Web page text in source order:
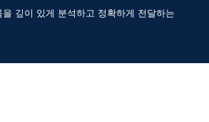
깊이 있게 분석하고 정확하게 전달하는